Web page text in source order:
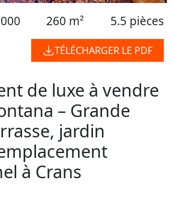
260 m² 5.5 pièces
TÉLÉCHARGER LE PDF
de luxe à vendre
– Grande
jardin
à Crans